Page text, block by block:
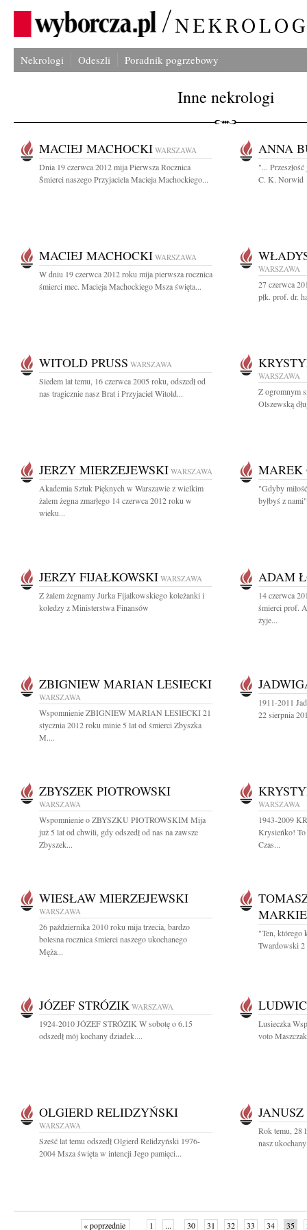
Nekrologi Odeszli Poradnik pogrzebowy
Inne nekrologi
MACIEJ MACHOCKI WARSZAWA
Dnia 19 czerwca 2012 mija Pierwsza Rocznica
Śmierci naszego Przyjaciela Macieja Machockiego...
ANNA
"...
C. K. Norwid
MACIEJ MACHOCKI WARSZAWA
W dniu 19 czerwca 2012 roku mija pierwsza rocznica
śmierci mec. Macieja Machockiego Msza święta...
WARSZAWA
27 czerwca
płk. prof. dr.
WITOLD PRUSS WARSZAWA
Siedem lat temu, 16 czerwca 2005 roku, odszedł od
nas tragicznie nasz Brat i Przyjaciel Witold...
WARSZAWA
Z ogromnym
Olszewską
JERZY MIERZEJEWSKI WARSZAWA
Akademia Sztuk Pięknych w Warszawie z wielkim
żalem żegna zmarłego 14 czerwca 2012 roku w
wieku...
MAREK
"Gdyby
byłbyś z
JERZY FIJAŁKOWSKI WARSZAWA
Z żalem żegnamy Jurka Fijałkowskiego koleżanki i
koledzy z Ministerstwa Finansów
ADAM
14 czerwca
śmierci prof.
żyje...
ZBIGNIEW MARIAN LESIECKI
WARSZAWA
Wspomnienie ZBIGNIEW MARIAN LESIECKI 21
stycznia 2012 roku minie 5 lat od śmierci Zbyszka
M....
1911-2011
22 sierpnia
ZBYSZEK PIOTROWSKI
WARSZAWA
Wspomnienie o ZBYSZKU PIOTROWSKIM Mija
już 5 lat od chwili, gdy odszedł od nas na zawsze
Zbyszek...
WARSZAWA
1943-2009
Krysieńko! To
Czas...
WIESŁAW MIERZEJEWSKI
WARSZAWA
26 października 2010 roku mija trzecia, bardzo
bolesna rocznica śmierci naszego ukochanego
Męża...
"Ten, którego
Twardowski 2
JÓZEF STRÓZIK WARSZAWA
1924-2010 JÓZEF STRÓZIK W sobotę o 6.15
odszedł mój kochany dziadek....
Lusieczka
voto
OLGIERD RELIDZYŃSKI
WARSZAWA
Sześć lat temu odszedł Olgierd Relidzyński 1976-
2004 Msza święta w intencji Jego pamięci...
Rok temu, 28
nasz
« poprzednie 1 ... 30 31 32 33 34 35